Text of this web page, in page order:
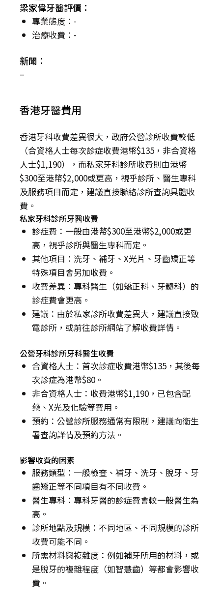
梁家偉牙醫評價：
專業態度：-
治療收費：-
新聞：
–
香港牙醫費用
香港牙科收費差異很大，政府公營診所收費較低
（合資格人士每次診症收費港幣$135，非合資格
人士$1,190），而私家牙科診所收費則由港幣
$300至港幣$2,000或更高，視乎診所、醫生專科
及服務項目而定，建議直接聯絡診所查詢具體收
費。
私家牙科診所牙醫收費
診症費：一般由港幣$300至港幣$2,000或更
高，視乎診所與醫生專科而定。
其他項目：洗牙、補牙、X光片、牙齒矯正等
特殊項目會另加收費。
收費差異：專科醫生（如矯正科、牙髓科）的
診症費會更高。
建議：由於私家診所收費差異大，建議直接致
電診所，或前往診所網站了解收費詳情。
公營牙科診所牙科醫生收費
合資格人士：首次診症收費港幣$135，其後每
次診症為港幣$80。
非合資格人士：收費港幣$1,190，已包含配
藥、X光及化驗等費用。
預約：公營診所服務通常有限制，建議向衞生
署查詢詳情及預約方法。
影響收費的因素
服務類型：一般檢查、補牙、洗牙、脫牙、牙
齒矯正等不同項目有不同收費。
醫生專科：專科牙醫的診症費會較一般醫生為
高。
診所地點及規模：不同地區、不同規模的診所
收費可能不同。
所需材料與複雜度：例如補牙所用的材料，或
是脫牙的複雜程度（如智慧齒）等都會影響收
費。